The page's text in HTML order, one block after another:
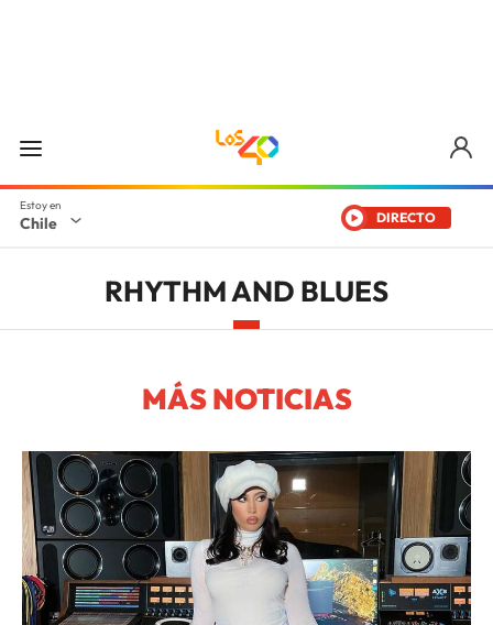
Chile DIRECTO
RHYTHM AND BLUES
MÁS NOTICIAS